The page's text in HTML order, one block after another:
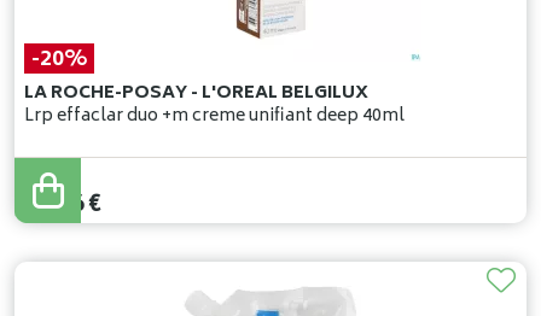
-20%
LA ROCHE-POSAY - L'OREAL BELGILUX
Lrp effaclar duo +m creme unifiant deep 40ml
24,95
19,96€